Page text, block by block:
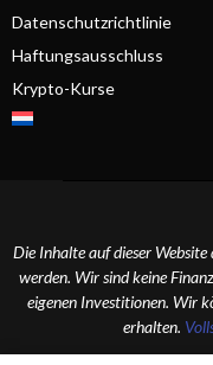
Datenschutzrichtlinie
Haftungsausschluss
Krypto-Kurse
Die Inhalte auf dieser
werden. Wir sind keine
eigenen Investitionen. Wir
erhalten.